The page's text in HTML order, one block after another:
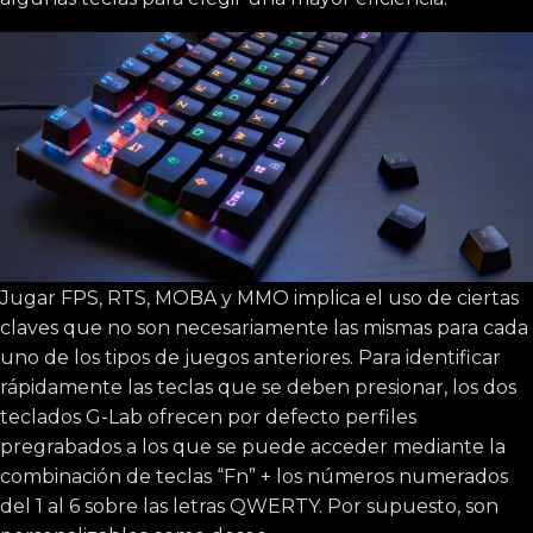
Jugar FPS, RTS, MOBA y MMO implica el uso de ciertas
claves que no son necesariamente las mismas para cada
uno de los tipos de juegos anteriores. Para identificar
rápidamente las teclas que se deben presionar, los dos
teclados G-Lab ofrecen por defecto perfiles
pregrabados a los que se puede acceder mediante la
combinación de teclas “Fn” + los números numerados
del 1 al 6 sobre las letras QWERTY. Por supuesto, son